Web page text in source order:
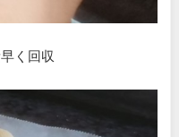
く回収